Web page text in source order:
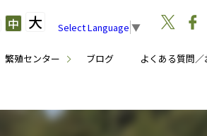
繁殖センター ブログ よくある質問
中 大 Select Language ▼